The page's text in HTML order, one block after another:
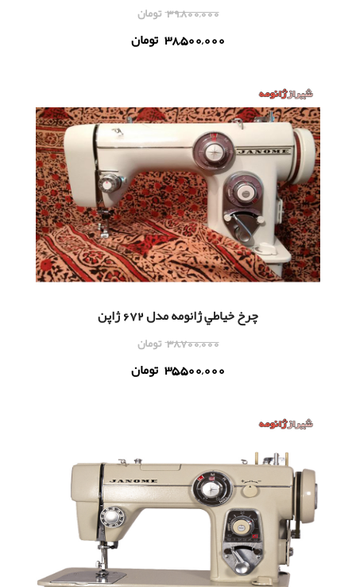
39,800,000 تومان
38,500,000 تومان
چرخ خياطي ژانومه مدل 672 ژاپن
38,700,000 تومان
35,500,000 تومان